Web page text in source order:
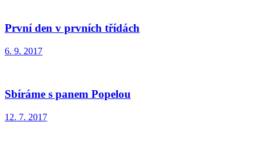
První den v prvních třídách
6. 9. 2017
Sbíráme s panem Popelou
12. 7. 2017